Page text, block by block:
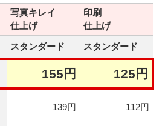
写真キレイ
仕上げ
印刷
仕上げ
スタンダード スタンダード
155円 125円
139円 112円